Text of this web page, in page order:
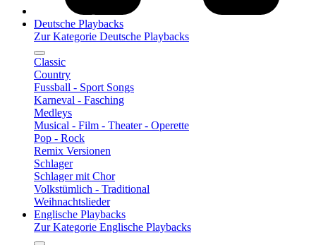
Deutsche Playbacks
Zur Kategorie Deutsche Playbacks
Classic
Country
Fussball - Sport Songs
Karneval - Fasching
Medleys
Musical - Film - Theater - Operette
Pop - Rock
Remix Versionen
Schlager
Schlager mit Chor
Volkstümlich - Traditional
Weihnachtslieder
Englische Playbacks
Zur Kategorie Englische Playbacks